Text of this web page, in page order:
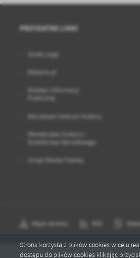
Strona korzysta z plików cookies w celu
dostępu do plików cookies klikając
PRZYDATNE LINKI
Strefa zajęć
Narodowe Centrum Kultury
Ministerstwo Kultury i
Dziedzictwa Narodowego
Urząd Miasta Puławy
Mapa serwisu